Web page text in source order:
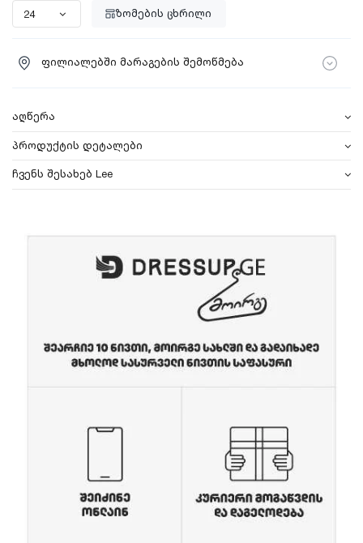
ზომების ცხრილი
ფილიალებში მარაგების შემოწმება
აღწერა
პროდუქტის დეტალები
ჩვენს შესახებ Lee